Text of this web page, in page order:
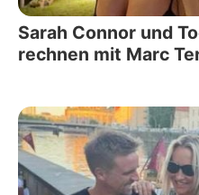
Sarah Connor und
rechnen mit Marc